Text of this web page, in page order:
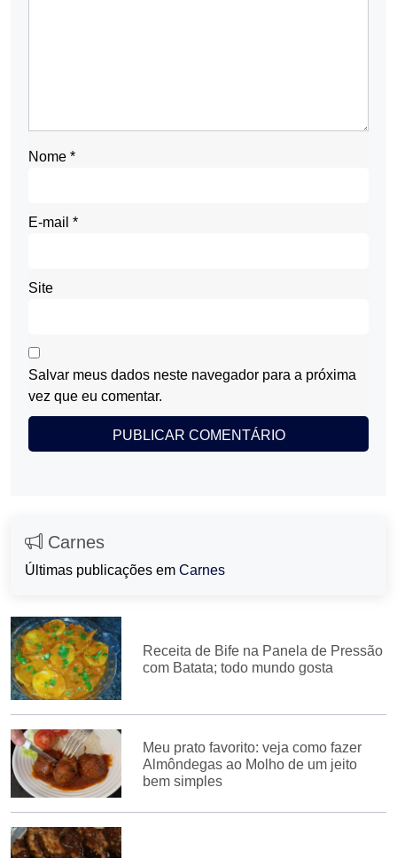
Nome *
E-mail *
Site
Salvar meus dados neste navegador para a próxima
vez que eu comentar.
Carnes
Últimas publicações em Carnes
Receita de Bife na Panela de Pressão
com Batata; todo mundo gosta
Meu prato favorito: veja como fazer
Almôndegas ao Molho de um jeito
bem simples